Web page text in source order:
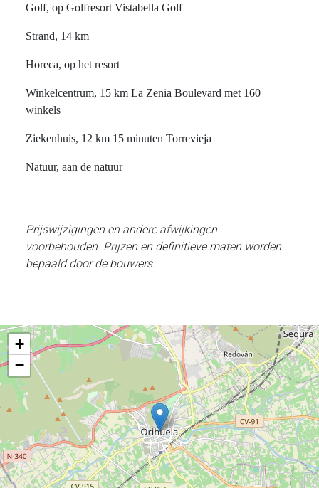
Golf, op Golfresort Vistabella Golf
Strand, 14 km
Horeca, op het resort
Winkelcentrum, 15 km La Zenia Boulevard met 160
winkels
Ziekenhuis, 12 km 15 minuten Torrevieja
Natuur, aan de natuur
Prijswijzigingen en andere afwijkingen
voorbehouden. Prijzen en definitieve maten worden
bepaald door de bouwers.
+
−